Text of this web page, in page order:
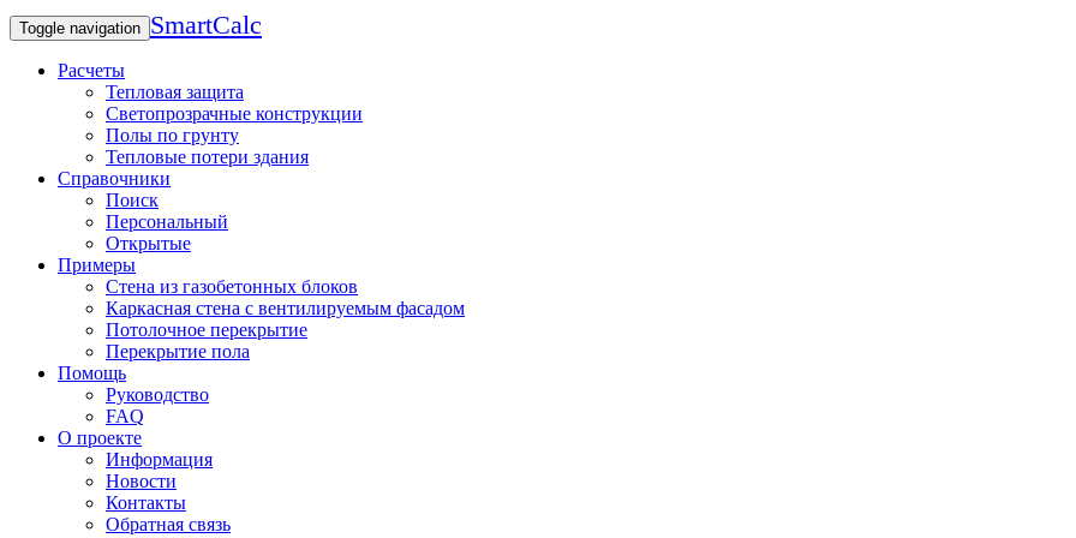
Toggle navigation SmartCalc
Расчеты
Тепловая защита
Светопрозрачные конструкции
Полы по грунту
Тепловые потери здания
Справочники
Поиск
Персональный
Открытые
Примеры
Стена из газобетонных блоков
Каркасная стена с вентилируемым фасадом
Потолочное перекрытие
Перекрытие пола
Помощь
Руководство
FAQ
О проекте
Информация
Новости
Контакты
Обратная связь